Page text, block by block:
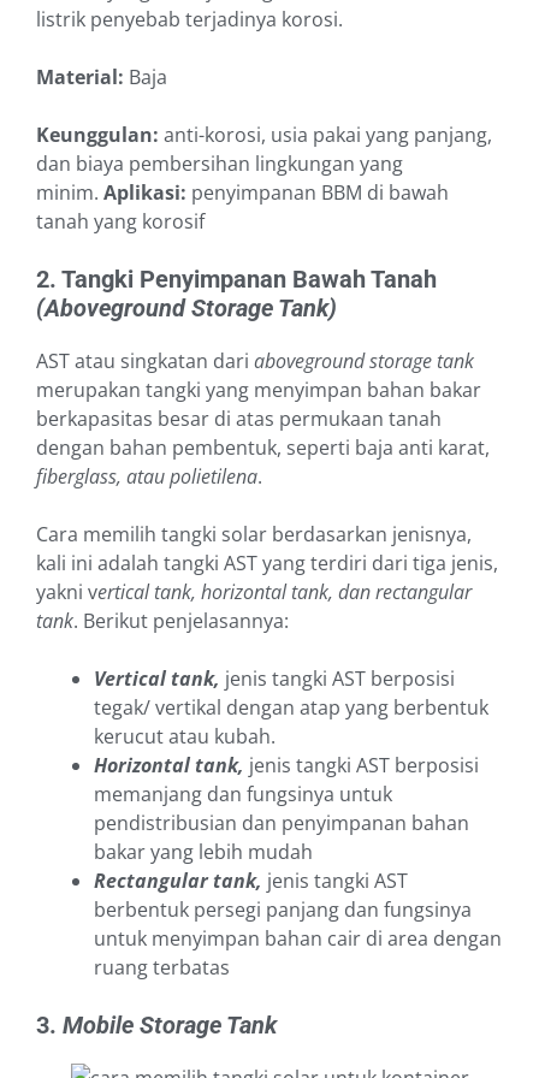
listrik penyebab terjadinya korosi.
Material: Baja
Keunggulan: anti-korosi, usia pakai yang panjang,
dan biaya pembersihan lingkungan yang
minim. Aplikasi: penyimpanan BBM di bawah
tanah yang korosif
2. Tangki Penyimpanan Bawah Tanah
(Aboveground Storage Tank)
AST atau singkatan dari aboveground storage tank
merupakan tangki yang menyimpan bahan bakar
berkapasitas besar di atas permukaan tanah
dengan bahan pembentuk, seperti baja anti karat,
fiberglass, atau polietilena.
Cara memilih tangki solar berdasarkan jenisnya,
kali ini adalah tangki AST yang terdiri dari tiga jenis,
yakni vertical tank, horizontal tank, dan rectangular
tank. Berikut penjelasannya:
Vertical tank, jenis tangki AST berposisi
tegak/ vertikal dengan atap yang berbentuk
kerucut atau kubah.
Horizontal tank, jenis tangki AST berposisi
memanjang dan fungsinya untuk
pendistribusian dan penyimpanan bahan
bakar yang lebih mudah
Rectangular tank, jenis tangki AST
berbentuk persegi panjang dan fungsinya
untuk menyimpan bahan cair di area dengan
ruang terbatas
3. Mobile Storage Tank